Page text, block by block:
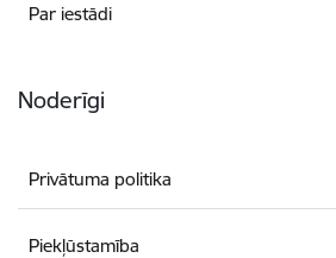
Par iestādi
Noderīgi
Privātuma politika
Piekļūstamība